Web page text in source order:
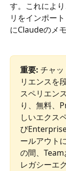
す。これによ
リをインポー
にClaudeのメ
重要: チャ
リエンスを
スペリエン
り、無料、
しいエクス
び
ールアウト
の間、
レガシーエ